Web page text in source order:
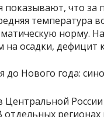
что за
температура
норму.
осадки, дефицит
Центральной
отдельных